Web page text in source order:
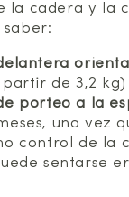
la cadera y la
partir de 3,2 kg)
porteo a la
una vez
control de la
sentarse